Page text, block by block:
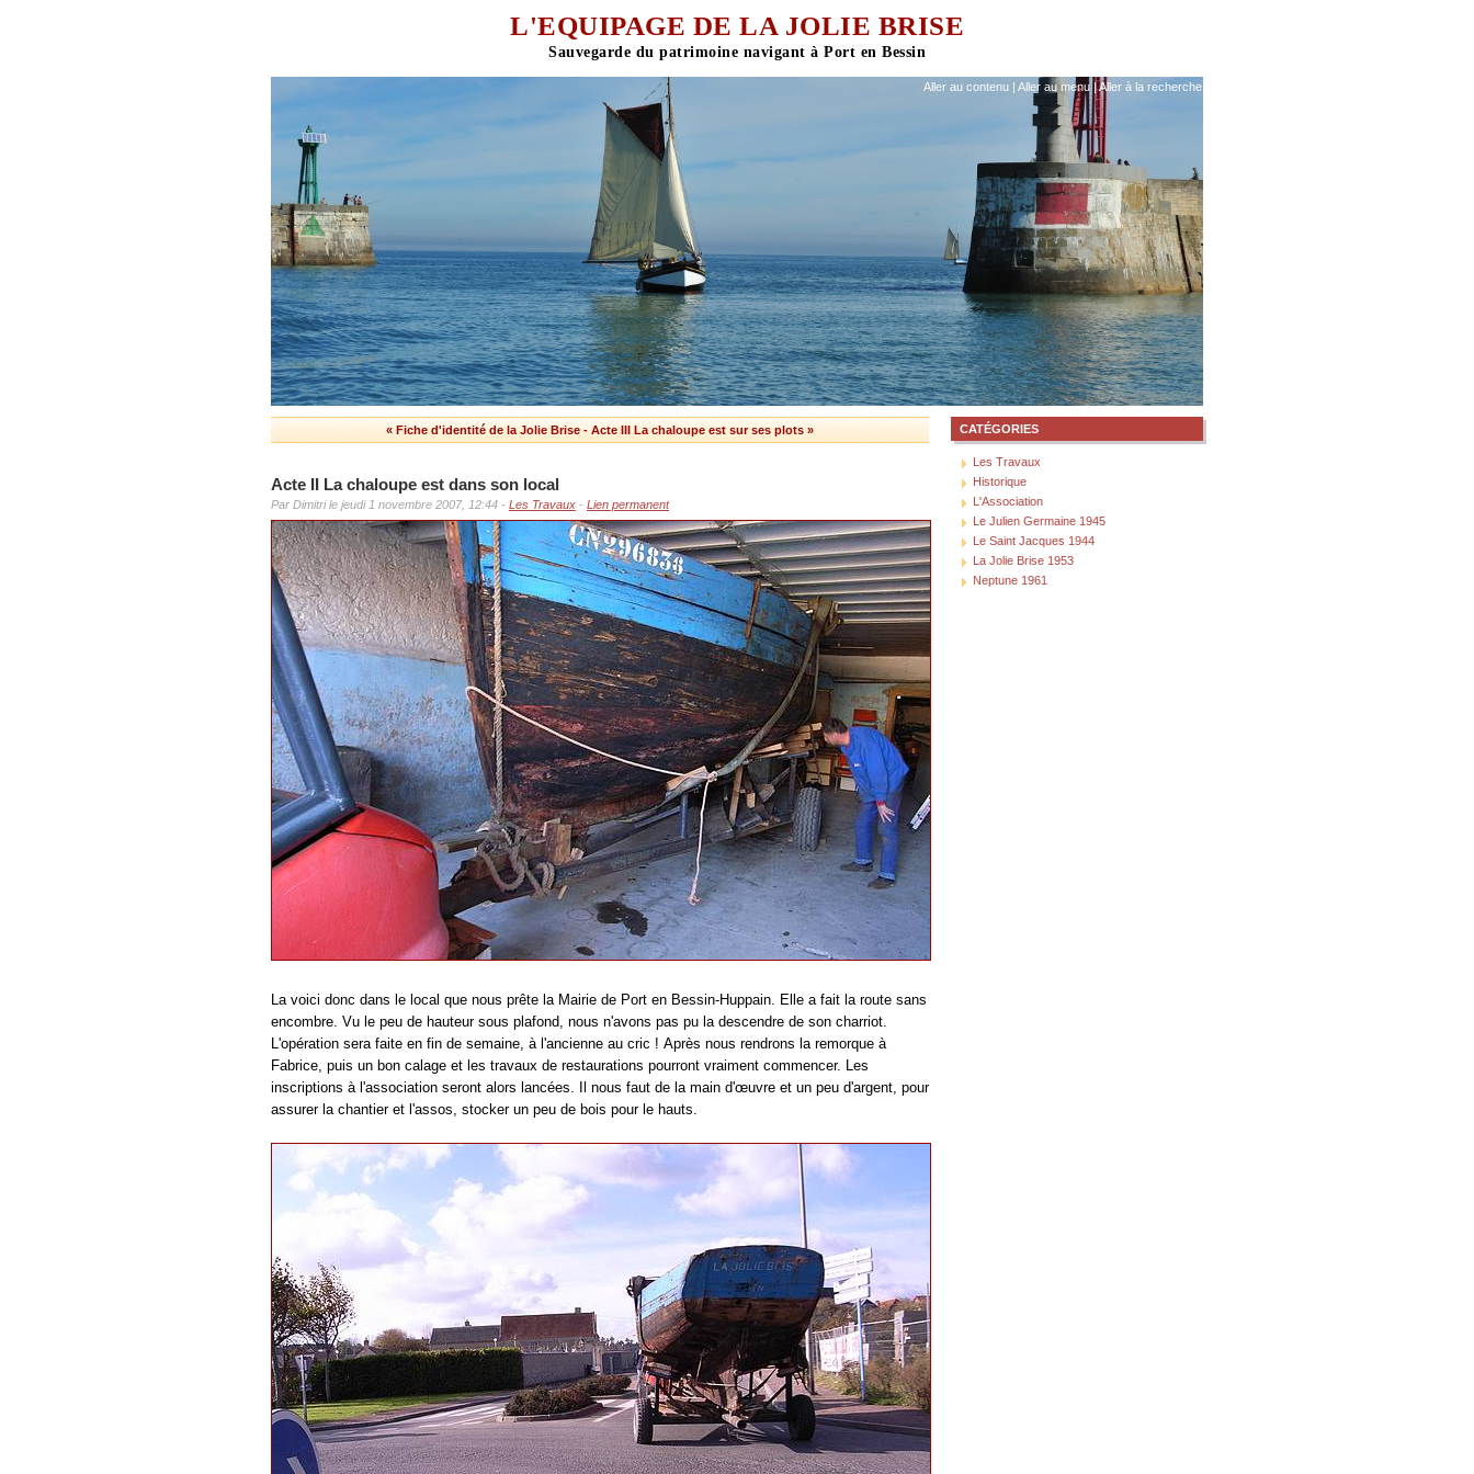
L'EQUIPAGE DE LA JOLIE BRISE
Aller au contenu | Aller au menu |Aller à la recherche
« Fiche d'identité de la Jolie Brise - Acte III La chaloupe est sur ses plots »
Acte II La chaloupe est dans son local
Par Dimitri le jeudi 1 novembre 2007, 12:44 - Les Travaux - Lien permanent
La voici donc dans le local que nous prête la Mairie de Port en Bessin-Huppain. Elle a fait la route sans
encombre. Vu le peu de hauteur sous plafond, nous n'avons pas pu la descendre de son charriot.
L'opération sera faite en fin de semaine, à l'ancienne au cric ! Après nous rendrons la remorque à
Fabrice, puis un bon calage et les travaux de restaurations pourront vraiment commencer. Les
inscriptions à l'association seront alors lancées. Il nous faut de la main d'œuvre et un peu d'argent, pour
assurer la chantier et l'assos, stocker un peu de bois pour le hauts.
CATÉGORIES
Les Travaux
Historique
L'Association
Le Julien Germaine 1945
Le Saint Jacques 1944
La Jolie Brise 1953
Neptune 1961